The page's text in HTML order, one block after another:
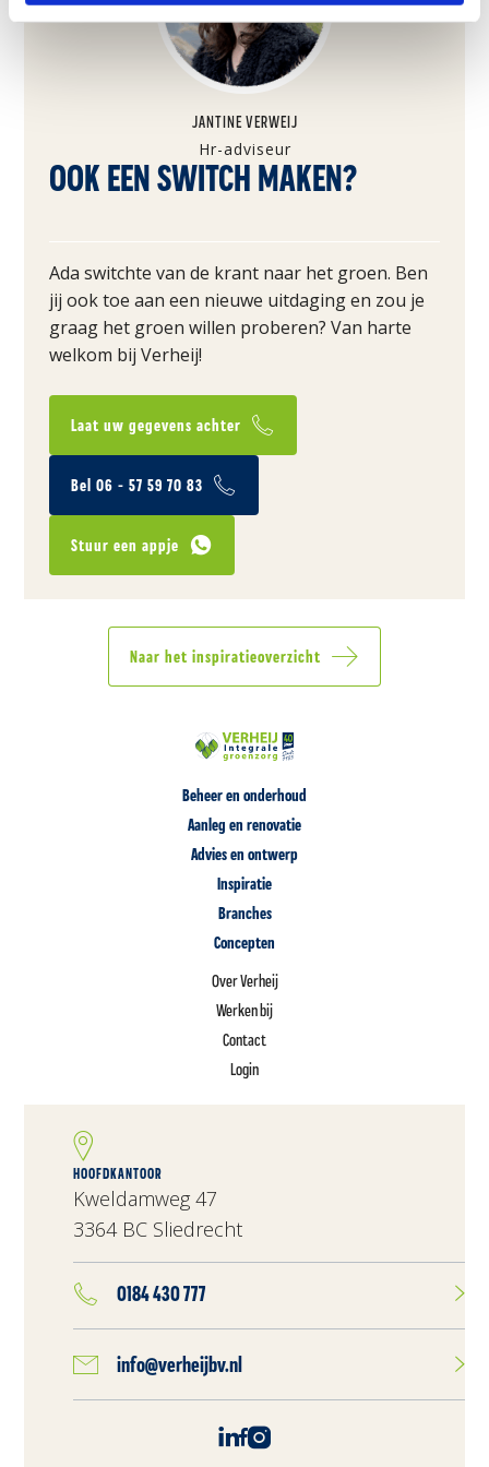
OOK EEN SWITCH MAKEN?
Ada switchte van de krant naar het groen. Ben
jij ook toe aan een nieuwe uitdaging en zou je
graag het groen willen proberen? Van harte
welkom bij Verheij!
Laat uw gegevens achter
Bel 06 - 57 59 70 83
Stuur een appje
JANTINE VERWEIJ
Hr-adviseur
Naar het inspiratieoverzicht
Beheer en onderhoud
Aanleg en renovatie
Advies en ontwerp
Inspiratie
Branches
Concepten
Over Verheij
Werken bij
Contact
Login
HOOFDKANTOOR
Kweldamweg 47
3364 BC Sliedrecht
0184 430 777
info@verheijbv.nl